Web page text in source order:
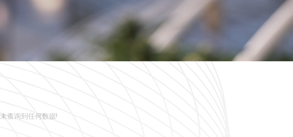
未查询到任何数据!